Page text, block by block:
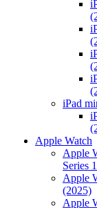
iPad
Apple Watch
Apple
Series
Apple
(2025)
Apple